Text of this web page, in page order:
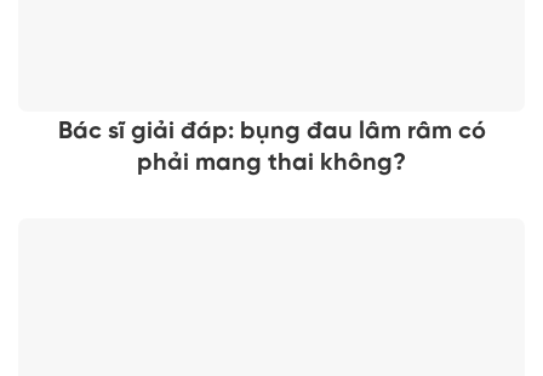
Bác sĩ giải đáp: bụng đau lâm râm có
phải mang thai không?